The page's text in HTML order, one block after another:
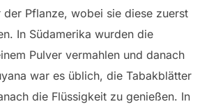
der Pflanze, wobei sie diese zuerst
In Südamerika wurden die
Pulver vermahlen und danach
war es üblich, die Tabakblätter
die Flüssigkeit zu genießen. In